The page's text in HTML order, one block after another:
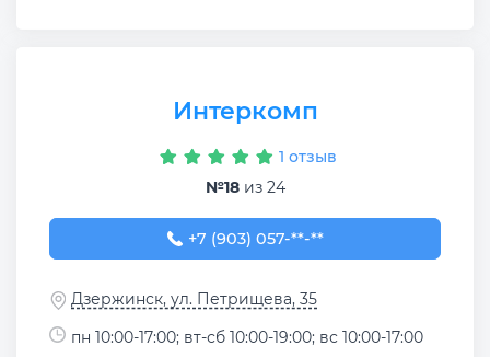
Интеркомп
1 отзыв
№18из 24
+7 (903) 057-70-70
+7 (903) 057-**-**
Дзержинск, ул. Петрищева, 35
пн 10:00-17:00; вт-сб 10:00-19:00; вс 10:00-17:00